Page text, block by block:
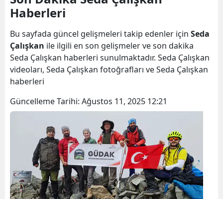
Bingöl
Bitlis
Bolu
Bursa
Çanakkale
Çankırı
Çorum
Denizli
Haberleri
Bu sayfada güncel gelişmeleri takip edenler için Seda
Çalışkan ile ilgili en son gelişmeler ve son dakika
Seda Çalışkan haberleri sunulmaktadır. Seda Çalışkan
videoları, Seda Çalışkan fotoğrafları ve Seda Çalışkan
haberleri
Güncelleme Tarihi: Ağustos 11, 2025 12:21